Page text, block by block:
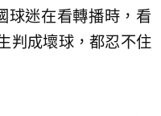
球迷在看轉播時，看
判成壞球，都忍不住